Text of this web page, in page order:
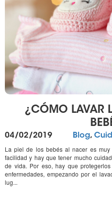
¿CÓMO LAVAR
Publicado
el
04/02/2019 Blog,
La piel de los bebés al nacer es
facilidad y hay que tener mucho
de vida. Por eso, hay que
enfermedades, empezando por el
lug...